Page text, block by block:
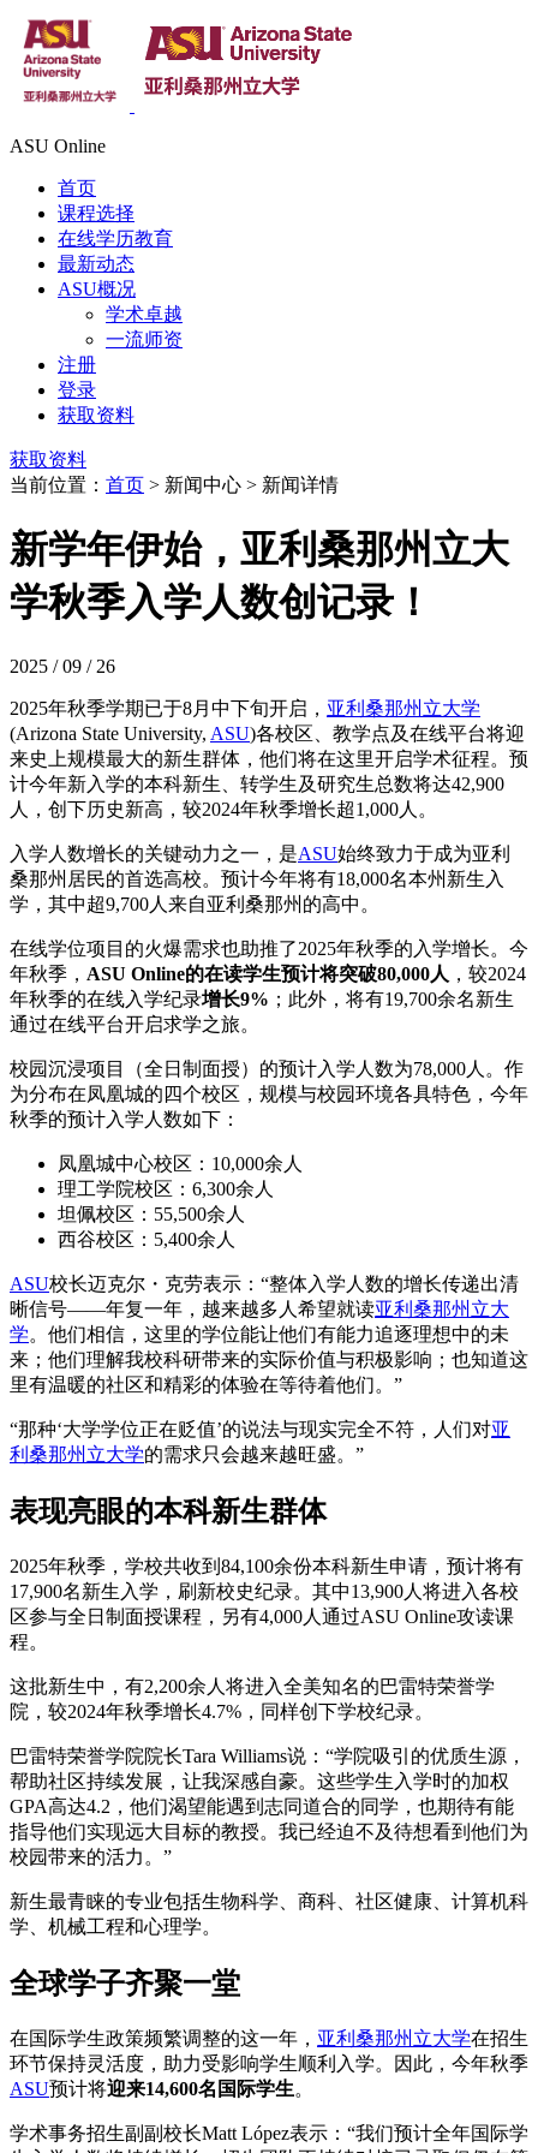
ASU Online
首页
课程选择
在线学历教育
最新动态
ASU概况
学术卓越
一流师资
注册
登录
获取资料
获取资料
当前位置： 首页 > 新闻中心 > 新闻详情
新学年伊始，亚利桑那州立大
学秋季入学人数创记录！
2025 / 09 / 26
2025年秋季学期已于8月中下旬开启， 亚利桑那州立大学
(Arizona State University, ASU)各校区、教学点及在线平台将迎
来史上规模最大的新生群体，他们将在这里开启学术征程。预
计今年新入学的本科新生、转学生及研究生总数将达42,900
人，创下历史新高，较2024年秋季增长超1,000人。
入学人数增长的关键动力之一，是ASU始终致力于成为亚利
桑那州居民的首选高校。预计今年将有18,000名本州新生入
学，其中超9,700人来自亚利桑那州的高中。
在线学位项目的火爆需求也助推了2025年秋季的入学增长。今
年秋季， ASU Online的在读学生预计将突破80,000人 ，较2024
年秋季的在线入学纪录增长9% ；此外，将有19,700余名新生
通过在线平台开启求学之旅。
校园沉浸项目（全日制面授）的预计入学人数为78,000人。作
为分布在凤凰城的四个校区，规模与校园环境各具特色，今年
秋季的预计入学人数如下：
凤凰城中心校区：10,000余人
理工学院校区：6,300余人
坦佩校区：55,500余人
西谷校区：5,400余人
ASU校长迈克尔・克劳表示：“整体入学人数的增长传递出清
晰信号——年复一年，越来越多人希望就读亚利桑那州立大
学。他们相信，这里的学位能让他们有能力追逐理想中的未
来；他们理解我校科研带来的实际价值与积极影响；也知道这
里有温暖的社区和精彩的体验在等待着他们。”
“那种‘大学学位正在贬值’的说法与现实完全不符，人们对亚
利桑那州立大学的需求只会越来越旺盛。”
表现亮眼的本科新生群体
2025年秋季，学校共收到84,100余份本科新生申请，预计将有
17,900名新生入学，刷新校史纪录。其中13,900人将进入各校
区参与全日制面授课程，另有4,000人通过ASU Online攻读课
程。
这批新生中，有2,200余人将进入全美知名的巴雷特荣誉学
院，较2024年秋季增长4.7%，同样创下学校纪录。
巴雷特荣誉学院院长Tara Williams说：“学院吸引的优质生源，
帮助社区持续发展，让我深感自豪。这些学生入学时的加权
GPA高达4.2，他们渴望能遇到志同道合的同学，也期待有能
指导他们实现远大目标的教授。我已经迫不及待想看到他们为
校园带来的活力。”
新生最青睐的专业包括生物科学、商科、社区健康、计算机科
学、机械工程和心理学。
全球学子齐聚一堂
在国际学生政策频繁调整的这一年， 亚利桑那州立大学在招生
环节保持灵活度，助力受影响学生顺利入学。因此，今年秋季
ASU预计将迎来14,600名国际学生。
学术事务招生副副校长Matt López表示：“我们预计全年国际学